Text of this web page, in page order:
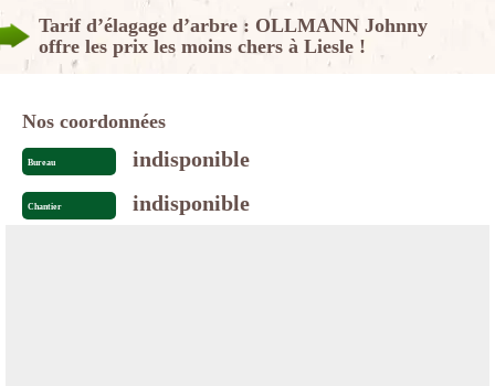
Tarif d’élagage d’arbre : OLLMANN Johnny
offre les prix les moins chers à Liesle !
Nos coordonnées
Bureau indisponible
Chantier indisponible